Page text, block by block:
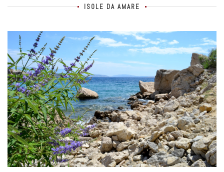
ISOLE DA AMARE